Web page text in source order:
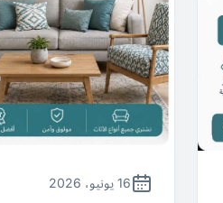
16 يونيو، 2026